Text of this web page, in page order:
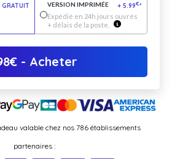
GRATUIT
VERSION IMPRIMÉE + 5.99€*
Expédié en 24h jours ouvrés
+ délais de la poste.
€ - Acheter
valable chez nos 786 établissements
partenaires :